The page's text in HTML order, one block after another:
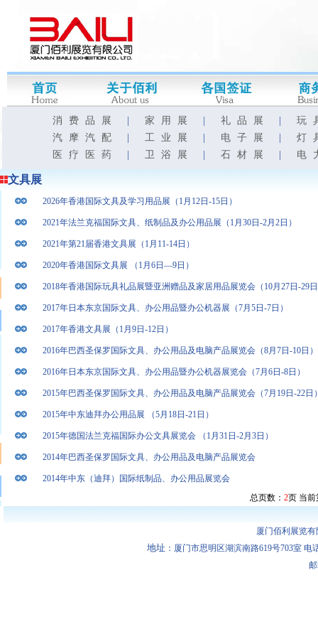
消费品展 |家用展 |礼品展 |玩
汽摩汽配
|工业展 电子展 |灯
医疗医药
|卫浴展 |石材展 电
文具展
2026年香港国际文具及学习用品展（1月12日-15日）
2021年法兰克福国际文具、纸制品及办公用品展（1月30日-2月2日）
2021年第21届香港文具展（1月11-14日）
2020年香港国际文具展 （1月6日—9日）
2018年香港国际玩具礼品展暨亚洲赠品及家居用品展览会（10月27日-29
2017年日本东京国际文具、办公用品暨办公机器展（7月5日-7日）
2017年香港文具展（1月9日-12日）
2016年巴西圣保罗国际文具、办公用品及电脑产品展览会（8月7日-10日）
2016年日本东京国际文具、办公用品暨办公机器展览会（7月6日-8日）
2015年巴西圣保罗国际文具、办公用品及电脑产品展览会（7月19日-22日
2015年中东迪拜办公用品展 （5月18日-21日）
2015年德国法兰克福国际办公文具展览会 （1月31日-2月3日）
2014年巴西圣保罗国际文具、办公用品及电脑产品展览会
2014年中东（迪拜）国际纸制品、办公用品展览会
总页数： 2页 当前
厦门佰利展览
地址 ：厦门市思明区湖滨南路619号703室 电